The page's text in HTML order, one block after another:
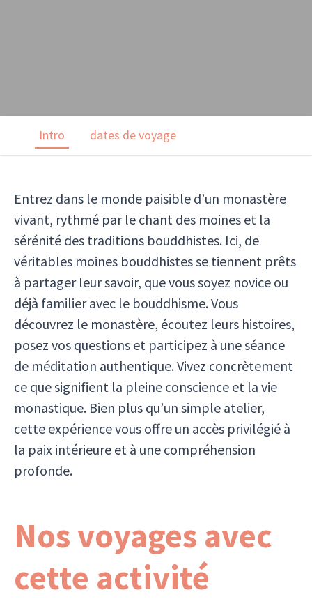
Intro dates de voyage
Entrez dans le monde paisible d’un monastère
vivant, rythmé par le chant des moines et la
sérénité des traditions bouddhistes. Ici, de
véritables moines bouddhistes se tiennent prêts
à partager leur savoir, que vous soyez novice ou
déjà familier avec le bouddhisme. Vous
découvrez le monastère, écoutez leurs histoires,
posez vos questions et participez à une séance
de méditation authentique. Vivez concrètement
ce que signifient la pleine conscience et la vie
monastique. Bien plus qu’un simple atelier,
cette expérience vous offre un accès privilégié à
la paix intérieure et à une compréhension
profonde.
Nos voyages avec
cette activité